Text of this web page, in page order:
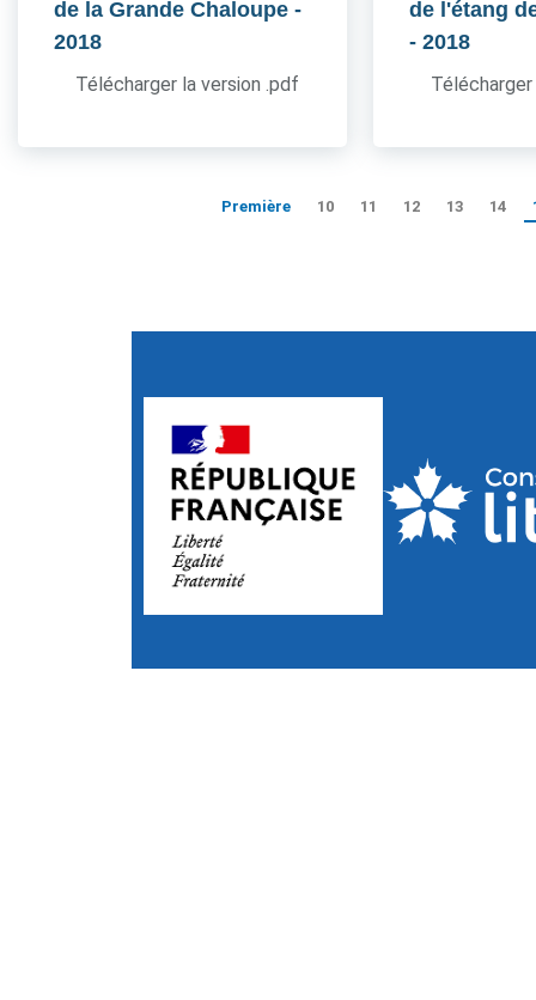
de la Grande Chaloupe -
2018
Télécharger la version .pdf
de l'étang
- 2018
Première 10 11 12 13 14